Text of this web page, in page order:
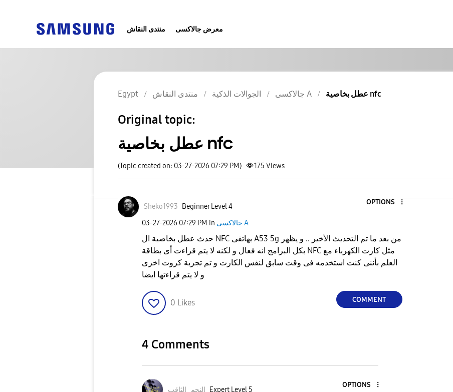
منتدى النقاش معرض جالاكسى
Egypt منتدى النقاش الجوالات الذكية جالاكسى A عطل بخاصية nfc
Original topic:
عطل بخاصية nfc
(Topic created on: 03-27-2026 07:29 PM) 175 Views
Sheko1993 Beginner Level 4
OPTIONS
‎03-27-2026 07:29 PM in جالاكسى A
حدث عطل بخاصية ال NFC بهاتفى A53 5g من بعد ما تم التحديث الأخير .. و يظهر
بكل البرامج انه فعال و لكنه لا يتم قراءت أى بطاقة NFC مثل كارت الكهرباء مع
العلم بأننى كنت استخدمه فى وقت سابق لنفس الكارت و تم تجربة كروت اخرى
0 Likes COMMENT
4 Comments
النجم_الثاقب Expert Level 5
OPTIONS